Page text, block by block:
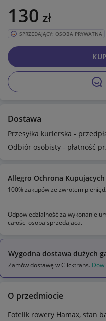
130 zł
SPRZEDAJĄCY: OSOBA PRYWATNA
Dostawa
Przesyłka kurierska -
Odbiór osobisty - płatność
Allegro Ochrona Kupujących
100% zakupów ze zwrotem
Odpowiedzialność za wykonanie
całości osoba sprzedająca.
Wygodna dostawa dużych
Zamów dostawę w Clicktrans.
O przedmiocie
Fotelik rowery Hamax, stan